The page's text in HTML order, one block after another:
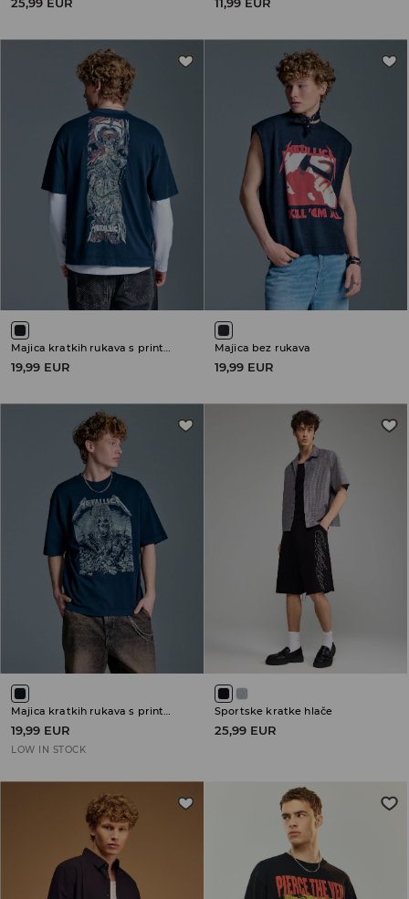
19,99 EUR
Majica bez rukava
19,99 EUR
Majica kratkih rukava s printom Metallica
19,99 EUR
LOW IN STOCK
Sportske kratke hlače
25,99 EUR